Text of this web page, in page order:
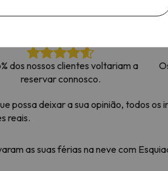
dos nossos clientes voltariam a
reservar connosco.
possa deixar a sua opinião, todos os
reais.
as suas férias na neve com